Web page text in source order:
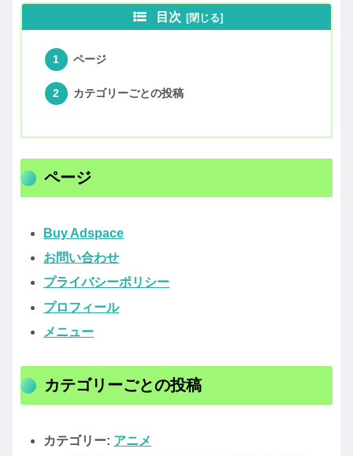
目次
ページ
カテゴリーごとの投稿
ページ
Buy Adspace
お問い合わせ
プライバシーポリシー
プロフィール
メニュー
カテゴリーごとの投稿
カテゴリー: アニメ